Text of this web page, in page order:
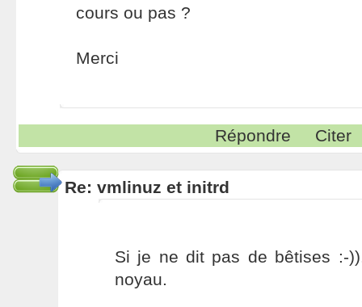
cours ou pas ?
Merci
Répondre Citer
Re: vmlinuz et initrd
Si je ne dit pas de bêtises :-
noyau.